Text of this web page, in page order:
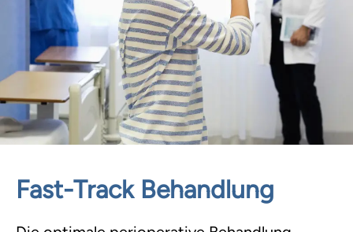
Fast-Track Behandlung